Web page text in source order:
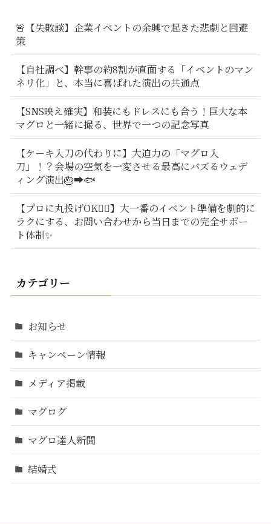
🚨【失敗談】企業イベントの余興で起きた悲劇と回避
策
【自社調べ】幹事の約8割が直面する「イベントのマン
ネリ化」と、本当に喜ばれた演出の共通点
【SNS映え確実】和装にもドレスにも合う！巨大な本
マグロと一緒に撮る、世界で一つの記念写真
【ケーキ入刀の代わりに】大迫力の「マグロ入
刀」！？会場の空気を一変させる最高にバズるウェデ
ィング演出🎂➡️🐟
【プロに丸投げOK🙆‍♂️】大一番のイベント準備を劇的に
ラクにする、お問い合わせから当日までの完全サポー
ト体制✨
カテゴリー
お知らせ
キャンペーン情報
メディア掲載
マグログ
マグロ達人新聞
結婚式